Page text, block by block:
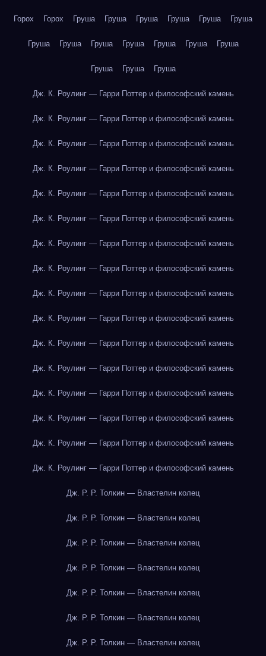
Горох Горох Груша Груша Груша Груша Груша Груша
Груша Груша Груша Груша Груша Груша Груша
Груша Груша Груша
Дж. К. Роулинг — Гарри Поттер и философский камень
Дж. К. Роулинг — Гарри Поттер и философский камень
Дж. К. Роулинг — Гарри Поттер и философский камень
Дж. К. Роулинг — Гарри Поттер и философский камень
Дж. К. Роулинг — Гарри Поттер и философский камень
Дж. К. Роулинг — Гарри Поттер и философский камень
Дж. К. Роулинг — Гарри Поттер и философский камень
Дж. К. Роулинг — Гарри Поттер и философский камень
Дж. К. Роулинг — Гарри Поттер и философский камень
Дж. К. Роулинг — Гарри Поттер и философский камень
Дж. К. Роулинг — Гарри Поттер и философский камень
Дж. К. Роулинг — Гарри Поттер и философский камень
Дж. К. Роулинг — Гарри Поттер и философский камень
Дж. К. Роулинг — Гарри Поттер и философский камень
Дж. К. Роулинг — Гарри Поттер и философский камень
Дж. К. Роулинг — Гарри Поттер и философский камень
Дж. Р. Р. Толкин — Властелин колец
Дж. Р. Р. Толкин — Властелин колец
Дж. Р. Р. Толкин — Властелин колец
Дж. Р. Р. Толкин — Властелин колец
Дж. Р. Р. Толкин — Властелин колец
Дж. Р. Р. Толкин — Властелин колец
Дж. Р. Р. Толкин — Властелин колец